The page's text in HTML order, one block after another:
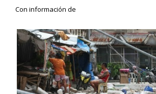
Con información de